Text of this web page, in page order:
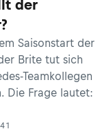
der
Saisonstart der
Brite tut sich
Teamkollegen
Die Frage lautet: